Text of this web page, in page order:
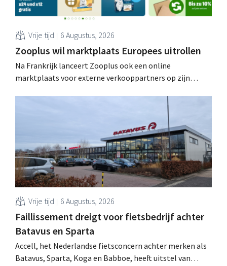
Vrije tijd 6 Augustus, 2026
Zooplus wil marktplaats Europees uitrollen
Na Frankrijk lanceert Zooplus ook een online
marktplaats voor externe verkooppartners op zijn
voor huisdierbenodigdheden dat model stapsgewijs
Vrije tijd 6 Augustus, 2026
Faillissement dreigt voor fietsbedrijf achter
Batavus en Sparta
Accell, het Nederlandse fietsconcern achter merken als
Batavus, Sparta, Koga en Babboe, heeft uitstel van